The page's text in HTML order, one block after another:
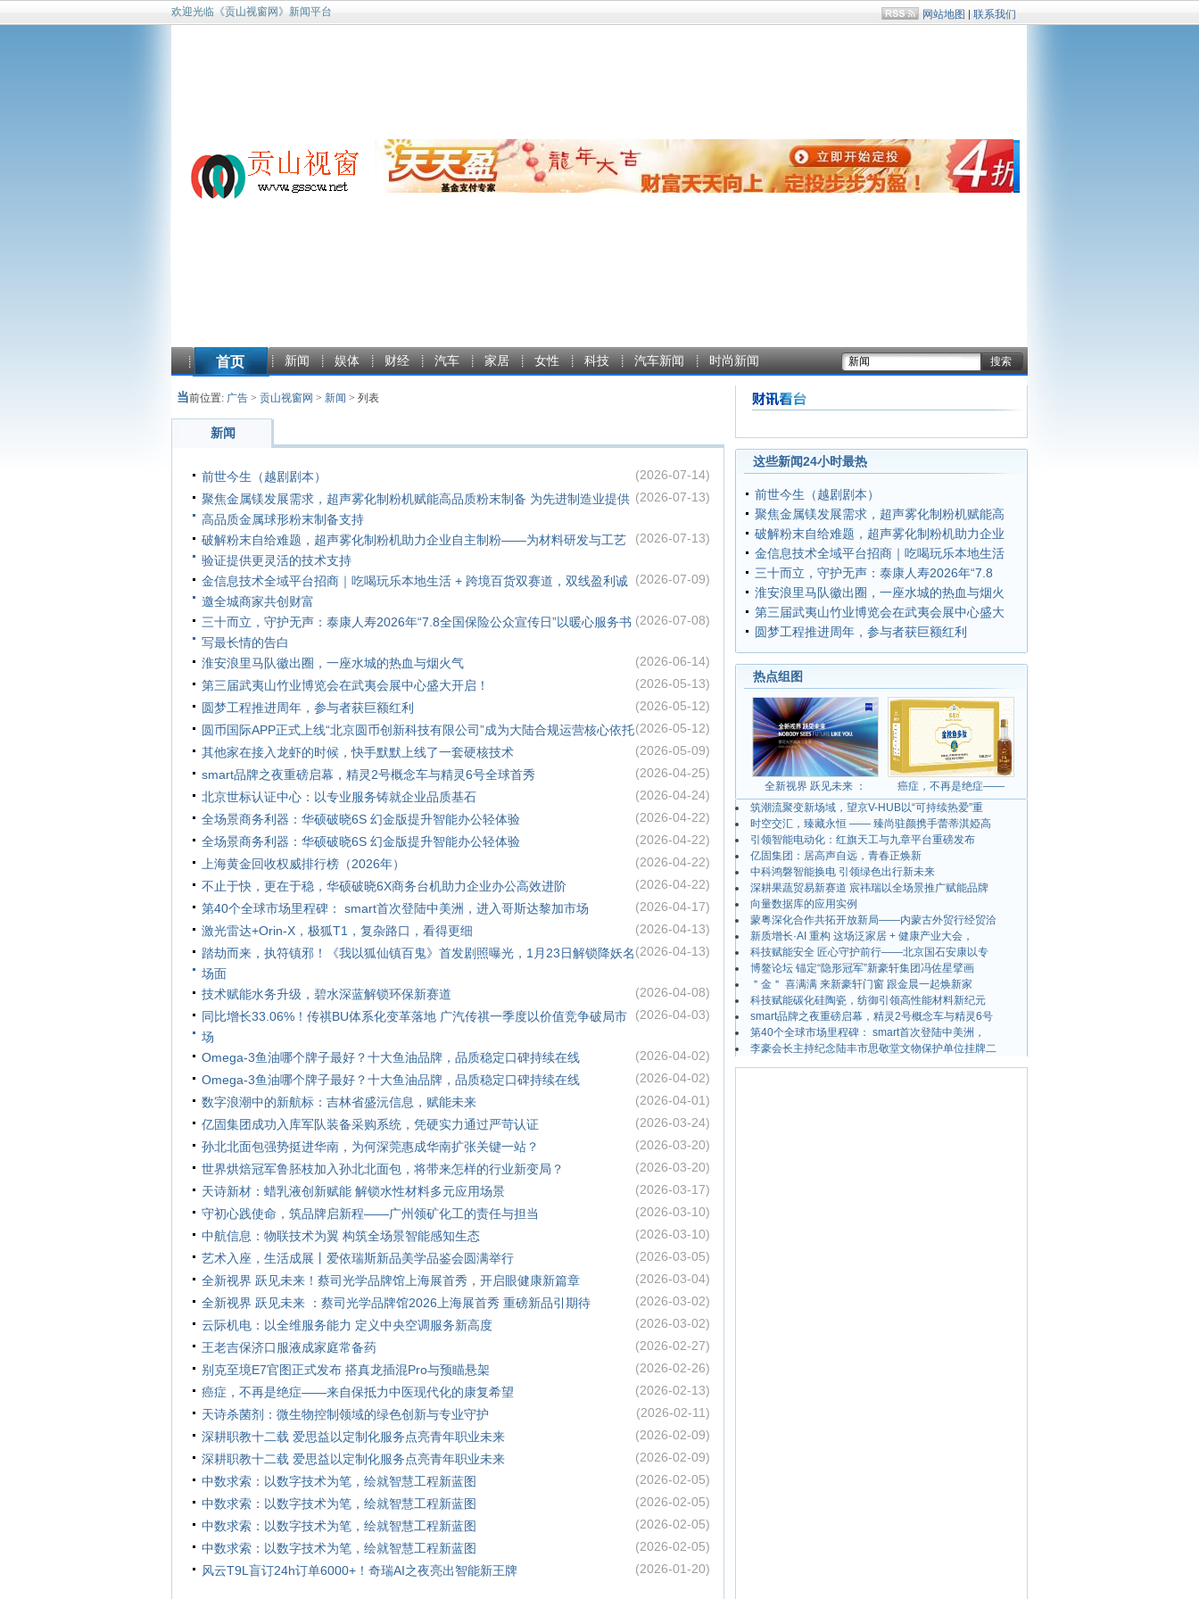
欢迎光临《贡山视窗网》新闻平台 网站地图 联系我们
首页 新闻 娱体 财经 汽车 家居 女性 科技 汽车新闻 时尚新闻
当前位置: 广告 > 贡山视窗网 > 新闻 > 列表
新闻
(2026-07-14)
前世今生（越剧剧本）
(2026-07-13)
聚焦金属镁发展需求，超声雾化制粉机赋能高品质粉末制备 为先进制造业提供
高品质金属球形粉末制备支持
(2026-07-13)
破解粉末自给难题，超声雾化制粉机助力企业自主制粉——为材料研发与工艺
验证提供更灵活的技术支持
(2026-07-09)
金信息技术全域平台招商｜吃喝玩乐本地生活 + 跨境百货双赛道，双线盈利诚
邀全城商家共创财富
(2026-07-08)
三十而立，守护无声：泰康人寿2026年“7.8全国保险公众宣传日”以暖心服务书
写最长情的告白
(2026-06-14)
淮安浪里马队徽出圈，一座水城的热血与烟火气
(2026-05-13)
第三届武夷山竹业博览会在武夷会展中心盛大开启！
(2026-05-12)
圆梦工程推进周年，参与者获巨额红利
(2026-05-12)
圆币国际APP正式上线“北京圆币创新科技有限公司”成为大陆合规运营核心依托
(2026-05-09)
其他家在接入龙虾的时候，快手默默上线了一套硬核技术
(2026-04-25)
smart品牌之夜重磅启幕，精灵2号概念车与精灵6号全球首秀
(2026-04-24)
北京世标认证中心：以专业服务铸就企业品质基石
(2026-04-22)
全场景商务利器：华硕破晓6S 幻金版提升智能办公轻体验
(2026-04-22)
全场景商务利器：华硕破晓6S 幻金版提升智能办公轻体验
(2026-04-22)
上海黄金回收权威排行榜（2026年）
(2026-04-22)
不止于快，更在于稳，华硕破晓6X商务台机助力企业办公高效进阶
(2026-04-17)
第40个全球市场里程碑： smart首次登陆中美洲，进入哥斯达黎加市场
(2026-04-13)
激光雷达+Orin-X，极狐T1，复杂路口，看得更细
(2026-04-13)
踏劫而来，执符镇邪！《我以狐仙镇百鬼》首发剧照曝光，1月23日解锁降妖名
场面
(2026-04-08)
技术赋能水务升级，碧水深蓝解锁环保新赛道
(2026-04-03)
同比增长33.06%！传祺BU体系化变革落地 广汽传祺一季度以价值竞争破局市
场
(2026-04-02)
Omega-3鱼油哪个牌子最好？十大鱼油品牌，品质稳定口碑持续在线
(2026-04-02)
Omega-3鱼油哪个牌子最好？十大鱼油品牌，品质稳定口碑持续在线
(2026-04-01)
数字浪潮中的新航标：吉林省盛沅信息，赋能未来
(2026-03-24)
亿固集团成功入库军队装备采购系统，凭硬实力通过严苛认证
(2026-03-20)
孙北北面包强势挺进华南，为何深莞惠成华南扩张关键一站？
(2026-03-20)
世界烘焙冠军鲁胚枝加入孙北北面包，将带来怎样的行业新变局？
(2026-03-17)
天诗新材：蜡乳液创新赋能 解锁水性材料多元应用场景
(2026-03-10)
守初心践使命，筑品牌启新程——广州领矿化工的责任与担当
(2026-03-10)
中航信息：物联技术为翼 构筑全场景智能感知生态
(2026-03-05)
艺术入座，生活成展丨爱依瑞斯新品美学品鉴会圆满举行
(2026-03-04)
全新视界 跃见未来！蔡司光学品牌馆上海展首秀，开启眼健康新篇章
(2026-03-02)
全新视界 跃见未来 ：蔡司光学品牌馆2026上海展首秀 重磅新品引期待
(2026-03-02)
云际机电：以全维服务能力 定义中央空调服务新高度
(2026-02-27)
王老吉保济口服液成家庭常备药
(2026-02-26)
别克至境E7官图正式发布 搭真龙插混Pro与预瞄悬架
(2026-02-13)
癌症，不再是绝症——来自保抵力中医现代化的康复希望
(2026-02-11)
天诗杀菌剂：微生物控制领域的绿色创新与专业守护
(2026-02-09)
深耕职教十二载 爱思益以定制化服务点亮青年职业未来
(2026-02-09)
深耕职教十二载 爱思益以定制化服务点亮青年职业未来
(2026-02-05)
中数求索：以数字技术为笔，绘就智慧工程新蓝图
(2026-02-05)
中数求索：以数字技术为笔，绘就智慧工程新蓝图
(2026-02-05)
中数求索：以数字技术为笔，绘就智慧工程新蓝图
(2026-02-05)
中数求索：以数字技术为笔，绘就智慧工程新蓝图
(2026-01-20)
风云T9L盲订24h订单6000+！奇瑞AI之夜亮出智能新王牌
这些新闻24小时最热
前世今生（越剧剧本）
聚焦金属镁发展需求，超声雾化制粉机赋能高
破解粉末自给难题，超声雾化制粉机助力企业
金信息技术全域平台招商｜吃喝玩乐本地生活
三十而立，守护无声：泰康人寿2026年“7.8
淮安浪里马队徽出圈，一座水城的热血与烟火
第三届武夷山竹业博览会在武夷会展中心盛大
圆梦工程推进周年，参与者获巨额红利
热点组图
全新视界 跃见未来 ：
癌症，不再是绝症——
筑潮流聚变新场域，望京V-HUB以“可持续热爱”重
时空交汇，臻藏永恒 —— 臻尚驻颜携手蕾蒂淇婭高
引领智能电动化：红旗天工与九章平台重磅发布
亿固集团：居高声自远，青春正焕新
中科鸿磐智能换电 引领绿色出行新未来
深耕果蔬贸易新赛道 宸祎瑞以全场景推广赋能品牌
向量数据库的应用实例
蒙粤深化合作共拓开放新局——内蒙古外贸行经贸洽
新质增长·AI 重构 这场泛家居 + 健康产业大会，
科技赋能安全 匠心守护前行——北京国石安康以专
博鳌论坛 锚定“隐形冠军”新豪轩集团冯佐星擘画
＂金＂ 喜满满 来新豪轩门窗 跟金晨一起焕新家
科技赋能碳化硅陶瓷，纺御引领高性能材料新纪元
smart品牌之夜重磅启幕，精灵2号概念车与精灵6号
第40个全球市场里程碑： smart首次登陆中美洲，
李豪会长主持纪念陆丰市思敬堂文物保护单位挂牌二